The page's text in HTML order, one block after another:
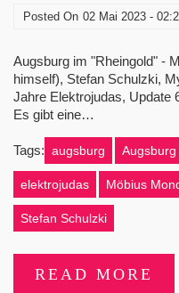
Posted On 02 Mai 2023 -
Augsburg im "Rheingold" -
himself), Stefan Schulzki,
Jahre Elektrojudas, Update
Es gibt eine…
Tags: augsburg
elektrojudas Möbius
Stefan Schulzki
READ MORE